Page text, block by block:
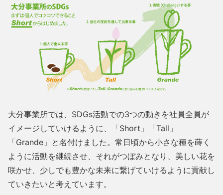
大分事業所では、SDGs活動での3つの動きを社員全員が
イメージしていけるように、「Short」「Tall」
「Grande」と名付けました。常日頃から小さな種を蒔く
ように活動を継続させ、それがつぼみとなり、美しい花を
咲かせ、少しでも豊かな未来に繋げていけるように貢献し
ていきたいと考えています。